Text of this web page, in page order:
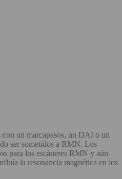
con un marcapasos, un DAI o un
ser sometidos a RMN. Los
para los escáneres RMN y aún
la resonancia magnética en los